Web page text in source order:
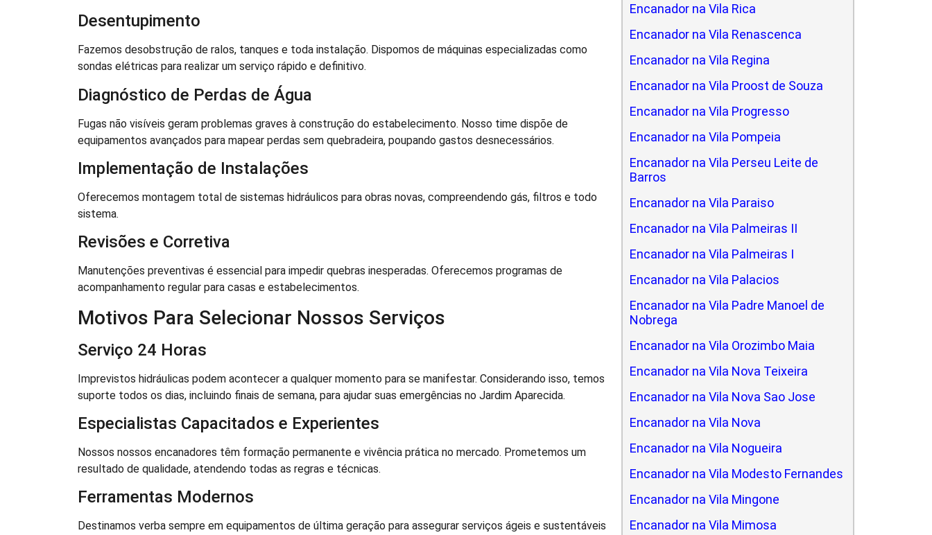
Desentupimento
Fazemos desobstrução de ralos, tanques e toda instalação. Dispomos de máquinas especializadas como
sondas elétricas para realizar um serviço rápido e definitivo.
Diagnóstico de Perdas de Água
Fugas não visíveis geram problemas graves à construção do estabelecimento. Nosso time dispõe de
equipamentos avançados para mapear perdas sem quebradeira, poupando gastos desnecessários.
Implementação de Instalações
Oferecemos montagem total de sistemas hidráulicos para obras novas, compreendendo gás, filtros e todo
sistema.
Revisões e Corretiva
Manutenções preventivas é essencial para impedir quebras inesperadas. Oferecemos programas de
acompanhamento regular para casas e estabelecimentos.
Motivos Para Selecionar Nossos Serviços
Serviço 24 Horas
Imprevistos hidráulicas podem acontecer a qualquer momento para se manifestar. Considerando isso, temos
suporte todos os dias, incluindo finais de semana, para ajudar suas emergências no Jardim Aparecida.
Especialistas Capacitados e Experientes
Nossos nossos encanadores têm formação permanente e vivência prática no mercado. Prometemos um
resultado de qualidade, atendendo todas as regras e técnicas.
Ferramentas Modernos
Destinamos verba sempre em equipamentos de última geração para assegurar serviços ágeis e sustentáveis
Encanador na Vila Rica
Encanador na Vila Renascenca
Encanador na Vila Regina
Encanador na Vila Proost de Souza
Encanador na Vila Progresso
Encanador na Vila Pompeia
Encanador na Vila Perseu Leite de
Barros
Encanador na Vila Paraiso
Encanador na Vila Palmeiras II
Encanador na Vila Palmeiras I
Encanador na Vila Palacios
Encanador na Vila Padre Manoel de
Nobrega
Encanador na Vila Orozimbo Maia
Encanador na Vila Nova Teixeira
Encanador na Vila Nova Sao Jose
Encanador na Vila Nova
Encanador na Vila Nogueira
Encanador na Vila Modesto Fernandes
Encanador na Vila Mingone
Encanador na Vila Mimosa